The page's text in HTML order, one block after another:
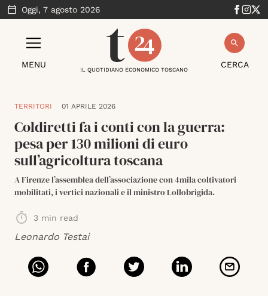
Oggi, 7 agosto 2026
MENU CERCA
IL QUOTIDIANO ECONOMICO TOSCANO
TERRITORI 01 APRILE 2026
Coldiretti fa i conti con la guerra:
pesa per 130 milioni di euro
sull’agricoltura toscana
A Firenze l’assemblea dell’associazione con 4mila coltivatori
mobilitati, i vertici nazionali e il ministro Lollobrigida.
3 min read
Leonardo Testai